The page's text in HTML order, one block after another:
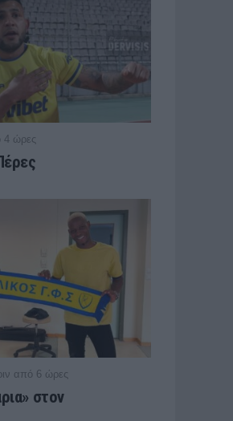
4 ώρες
από 6 ώρες
στον